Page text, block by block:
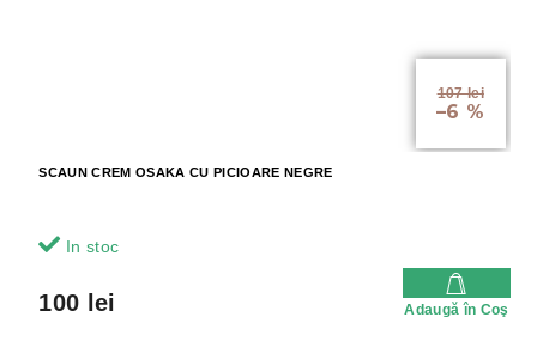
107 lei
–6 %
SCAUN CREM OSAKA CU PICIOARE NEGRE
In stoc
100 lei Adaugă în Coş